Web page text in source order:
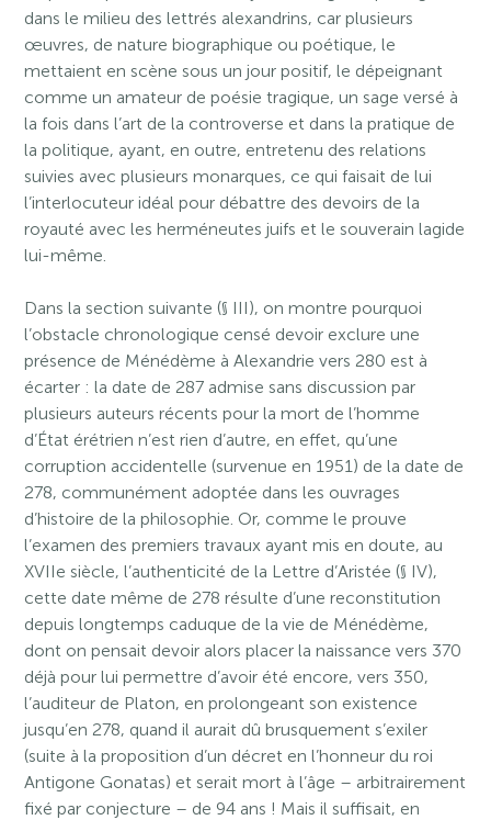
dans le milieu des lettrés alexandrins, car plusieurs
œuvres, de nature biographique ou poétique, le
mettaient en scène sous un jour positif, le dépeignant
comme un amateur de poésie tragique, un sage versé à
la fois dans l’art de la controverse et dans la pratique de
la politique, ayant, en outre, entretenu des relations
suivies avec plusieurs monarques, ce qui faisait de lui
l’interlocuteur idéal pour débattre des devoirs de la
royauté avec les herméneutes juifs et le souverain lagide
lui-même.
Dans la section suivante (§ III), on montre pourquoi
l’obstacle chronologique censé devoir exclure une
présence de Ménédème à Alexandrie vers 280 est à
écarter : la date de 287 admise sans discussion par
plusieurs auteurs récents pour la mort de l’homme
d’État érétrien n’est rien d’autre, en effet, qu’une
corruption accidentelle (survenue en 1951) de la date de
278, communément adoptée dans les ouvrages
d’histoire de la philosophie. Or, comme le prouve
l’examen des premiers travaux ayant mis en doute, au
XVIIe siècle, l’authenticité de la Lettre d’Aristée (§ IV),
cette date même de 278 résulte d’une reconstitution
depuis longtemps caduque de la vie de Ménédème,
dont on pensait devoir alors placer la naissance vers 370
déjà pour lui permettre d’avoir été encore, vers 350,
l’auditeur de Platon, en prolongeant son existence
jusqu’en 278, quand il aurait dû brusquement s’exiler
(suite à la proposition d’un décret en l’honneur du roi
Antigone Gonatas) et serait mort à l’âge – arbitrairement
fixé par conjecture – de 94 ans ! Mais il suffisait, en